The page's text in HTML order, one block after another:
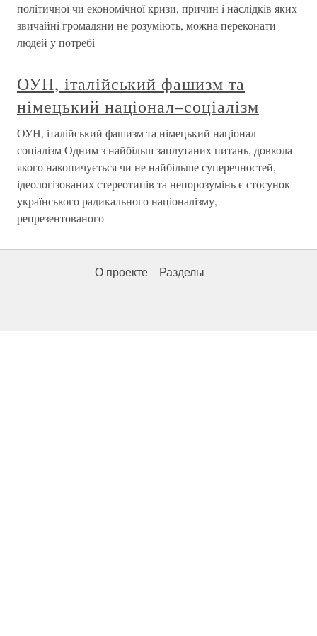
полiтичної чи економiчної кризи, причин i наслiдкiв яких
звичайнi громадяни не розумiють, можна переконати
людей у потребi
ОУН, італійський фашизм та
німецький націонал–соціалізм
ОУН, італійський фашизм та німецький націонал–
соціалізм Одним з найбільш заплутаних питань, довкола
якого накопичується чи не найбільше суперечностей,
ідеологізованих стереотипів та непорозумінь є стосунок
українського радикального націоналізму,
репрезентованого
О проекте Разделы